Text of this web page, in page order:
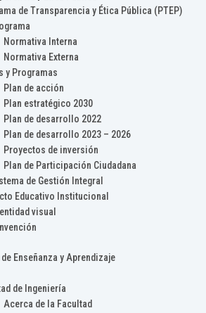
de Transparencia y Ética Pública (PTEP)
Normativa Interna
Normativa Externa
y Programas
Plan de acción
Plan estratégico 2030
Plan de desarrollo 2022
Plan de desarrollo 2023 – 2026
Proyectos de inversión
Plan de Participación Ciudadana
de Gestión Integral
Educativo Institucional
visual
Enseñanza y Aprendizaje
de Ingeniería
Acerca de la Facultad